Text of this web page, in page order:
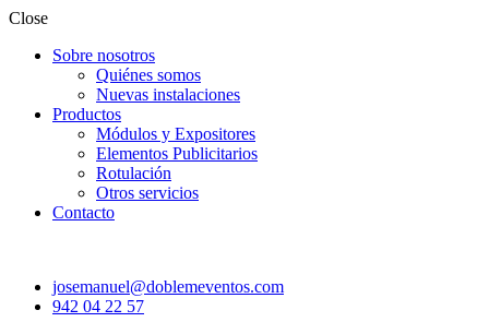
Close
Sobre nosotros
Quiénes somos
Nuevas instalaciones
Productos
Módulos y Expositores
Elementos Publicitarios
Rotulación
Otros servicios
Contacto
josemanuel@doblemeventos.com
942 04 22 57